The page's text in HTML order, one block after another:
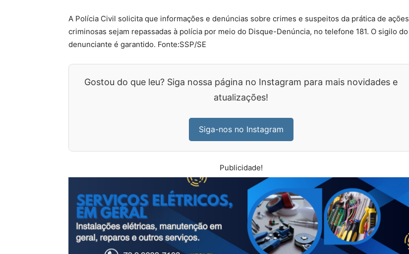
A Polícia Civil solicita que informações e denúncias sobre crimes e suspeitos da prática de ações
criminosas sejam repassadas à polícia por meio do Disque-Denúncia, no telefone 181. O sigilo do
denunciante é garantido. Fonte:SSP/SE
Gostou do que leu? Siga nossa página no Instagram para mais novidades e
atualizações!
Siga-nos no Instagram
Publicidade!